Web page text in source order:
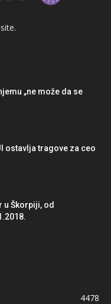
„ne može da se
ostavlja tragove za ceo
Škorpiji, od
4478